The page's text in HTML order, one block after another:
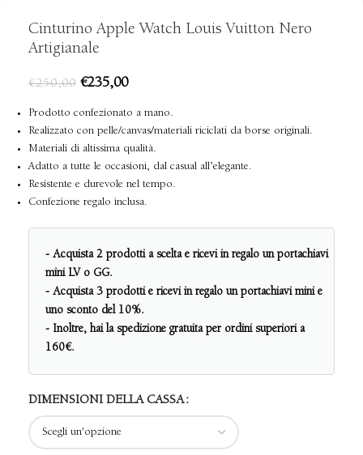
Cinturino Apple Watch Louis Vuitton Nero
Artigianale
€250,00 €235,00
Prodotto confezionato a mano.
Realizzato con pelle/canvas/materiali riciclati da borse originali.
Materiali di altissima qualità.
Adatto a tutte le occasioni, dal casual all’elegante.
Resistente e durevole nel tempo.
Confezione regalo inclusa.
- Acquista 2 prodotti a scelta e ricevi in regalo un portachiavi
mini LV o GG.
- Acquista 3 prodotti e ricevi in regalo un portachiavi mini e
uno sconto del 10%.
- Inoltre, hai la spedizione gratuita per ordini superiori a
160€.
DIMENSIONI DELLA CASSA